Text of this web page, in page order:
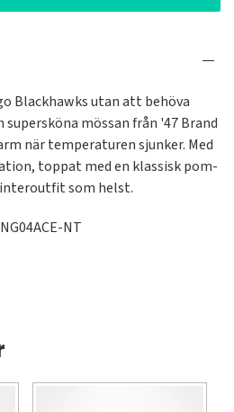
Blackhawks utan att behöva
supersköna mössan från '47 Brand
när temperaturen sjunker. Med
toppat med en klassisk pom-
som helst.
NT